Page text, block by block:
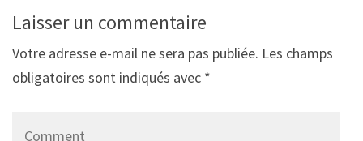
Laisser un commentaire
Votre adresse e-mail ne sera pas publiée. Les champs
obligatoires sont indiqués avec *